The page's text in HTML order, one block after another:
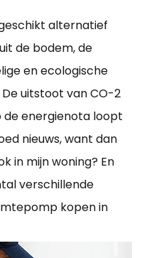
alternatief
de bodem, de
en ecologische
uitstoot van CO-2
de energienota loopt
nieuws, want dan
in mijn woning? En
verschillende
kopen in